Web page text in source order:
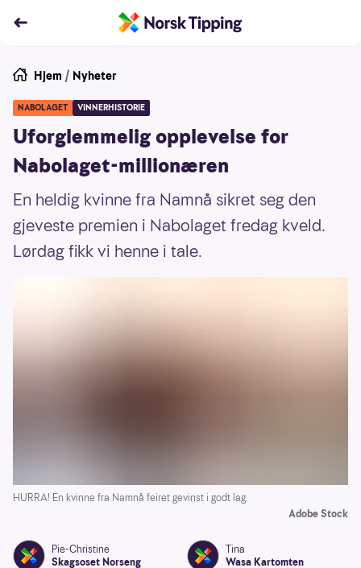
Hjem / Nyheter
NABOLAGET VINNERHISTORIE
Uforglemmelig opplevelse for
Nabolaget-millionæren
En heldig kvinne fra Namnå sikret seg den
gjeveste premien i Nabolaget fredag kveld.
Lørdag fikk vi henne i tale.
HURRA! En kvinne fra Namnå feiret gevinst i godt lag.
Adobe Stock
Pie-Christine
Skagsoset Norseng
Tina
Wasa Kartomten